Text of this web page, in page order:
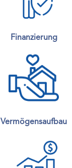
Finanzierung
Vermögensaufbau